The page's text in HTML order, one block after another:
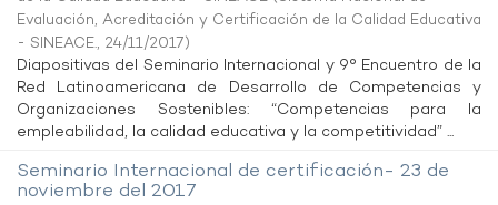
Evaluación, Acreditación y Certificación de la Calidad Educativa
- SINEACE., 24/11/2017)
Diapositivas del Seminario Internacional y 9° Encuentro de la
Red Latinoamericana de Desarrollo de Competencias y
Organizaciones Sostenibles: “Competencias para la
empleabilidad, la calidad educativa y la competitividad” ...
Seminario Internacional de certificación- 23 de
noviembre del 2017